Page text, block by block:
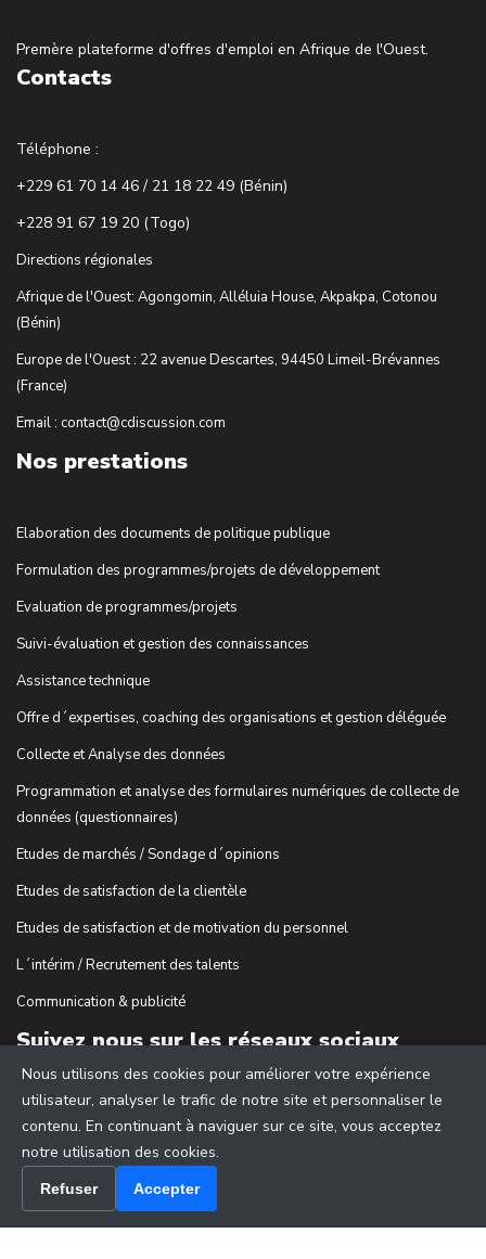
Premère plateforme d'offres d'emploi en Afrique de l'Ouest.
Contacts
Téléphone :
+229 61 70 14 46 / 21 18 22 49 (Bénin)
+228 91 67 19 20 (Togo)
Directions régionales
Afrique de l'Ouest: Agongomin, Alléluia House, Akpakpa, Cotonou
(Bénin)
Europe de l'Ouest : 22 avenue Descartes, 94450 Limeil-Brévannes
(France)
Email : contact@cdiscussion.com
Nos prestations
Elaboration des documents de politique publique
Formulation des programmes/projets de développement
Evaluation de programmes/projets
Suivi-évaluation et gestion des connaissances
Assistance technique
Offre d´expertises, coaching des organisations et gestion déléguée
Collecte et Analyse des données
Programmation et analyse des formulaires numériques de collecte de
données (questionnaires)
Etudes de marchés / Sondage d´opinions
Etudes de satisfaction de la clientèle
Etudes de satisfaction et de motivation du personnel
L´intérim / Recrutement des talents
Communication & publicité
Suivez nous sur les réseaux sociaux
Nous utilisons des cookies pour améliorer votre expérience
utilisateur, analyser le trafic de notre site et personnaliser le
contenu. En continuant à naviguer sur ce site, vous acceptez
notre utilisation des cookies.
Refuser Accepter